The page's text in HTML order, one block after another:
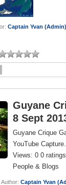
Captain Yvan (Admin)
Guyane
8 Sept
Guyane Crique
YouTube
Views: 0 0
People & Blogs
Author:Captain Yvan